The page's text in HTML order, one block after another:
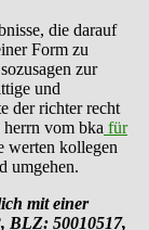
die darauf
Form zu
zur
und
der richter recht
vom bka für
werten kollegen
umgehen.
mit einer
BLZ: 50010517,